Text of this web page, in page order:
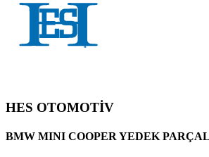
HES OTOMOTİV
BMW MINI COOPER YEDEK